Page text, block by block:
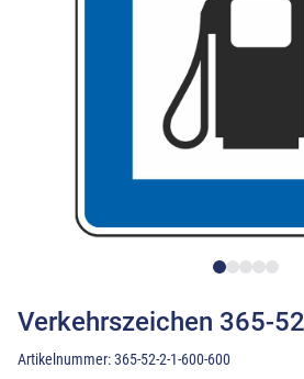
Verkehrszeichen 365-
Artikelnummer:365-52-2-1-600-600